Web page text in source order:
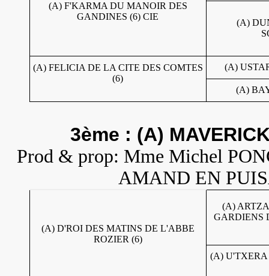
(A) F'KARMA DU MANOIR DES
GANDINES (6) CIE
(A)
(A) FELICIA DE LA CITE DES COMTES
(6)
(A)
(A)
3ème : (A)
Prod & prop: Mme Michel
AMAND EN
(A) D'ROI DES MATINS DE L'ABBE
ROZIER (6)
(A)
GARDIENS
(A)